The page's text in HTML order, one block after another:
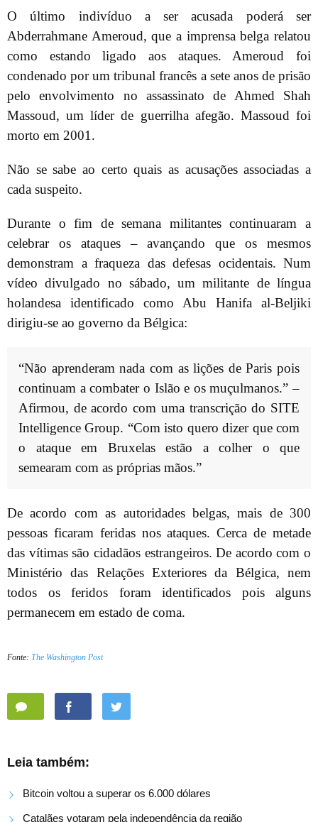
O último indivíduo a ser acusada poderá ser
Abderrahmane Ameroud, que a imprensa belga relatou
como estando ligado aos ataques. Ameroud foi
condenado por um tribunal francês a sete anos de prisão
pelo envolvimento no assassinato de Ahmed Shah
Massoud, um líder de guerrilha afegão. Massoud foi
morto em 2001.
Não se sabe ao certo quais as acusações associadas a
cada suspeito.
Durante o fim de semana militantes continuaram a
celebrar os ataques – avançando que os mesmos
demonstram a fraqueza das defesas ocidentais. Num
vídeo divulgado no sábado, um militante de língua
holandesa identificado como Abu Hanifa al-Beljiki
dirigiu-se ao governo da Bélgica:
“Não aprenderam nada com as lições de Paris pois
continuam a combater o Islão e os muçulmanos.” –
Afirmou, de acordo com uma transcrição do SITE
Intelligence Group. “Com isto quero dizer que com
o ataque em Bruxelas estão a colher o que
semearam com as próprias mãos.”
De acordo com as autoridades belgas, mais de 300
pessoas ficaram feridas nos ataques. Cerca de metade
das vítimas são cidadãos estrangeiros. De acordo com o
Ministério das Relações Exteriores da Bélgica, nem
todos os feridos foram identificados pois alguns
permanecem em estado de coma.
Fonte: The Washington Post
Leia também:
Bitcoin voltou a superar os 6.000 dólares
Catalães votaram pela independência da região